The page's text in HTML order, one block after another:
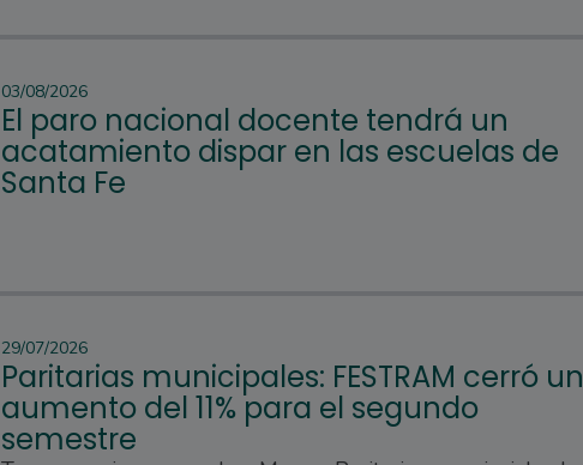
03/08/2026
El paro nacional docente tendrá un
acatamiento dispar en las escuelas de
Santa Fe
29/07/2026
Paritarias municipales: FESTRAM cerró un
aumento del 11% para el segundo
semestre